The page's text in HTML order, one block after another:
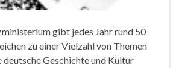
gibt jedes Jahr rund 50
zu einer Vielzahl von Themen
deutsche Geschichte und Kultur